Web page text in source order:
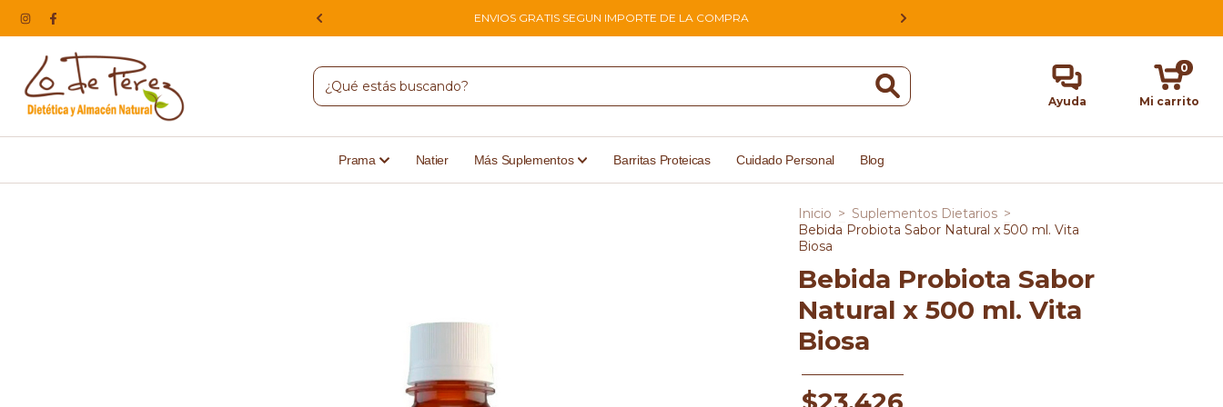
HACEMOS ENVIOS A TODO EL PAIS ENVIOS GRATIS SEGUN IMPORTE DE LA COMPRA
Ayuda Mi carrito
0
Prama Natier Más Suplementos Barritas Proteicas Cuidado Personal Blog
Inicio > Suplementos Dietarios >
Bebida Probiota Sabor Natural x 500 ml. Vita
Biosa
Bebida Probiota Sabor
Natural x 500 ml. Vita
Biosa